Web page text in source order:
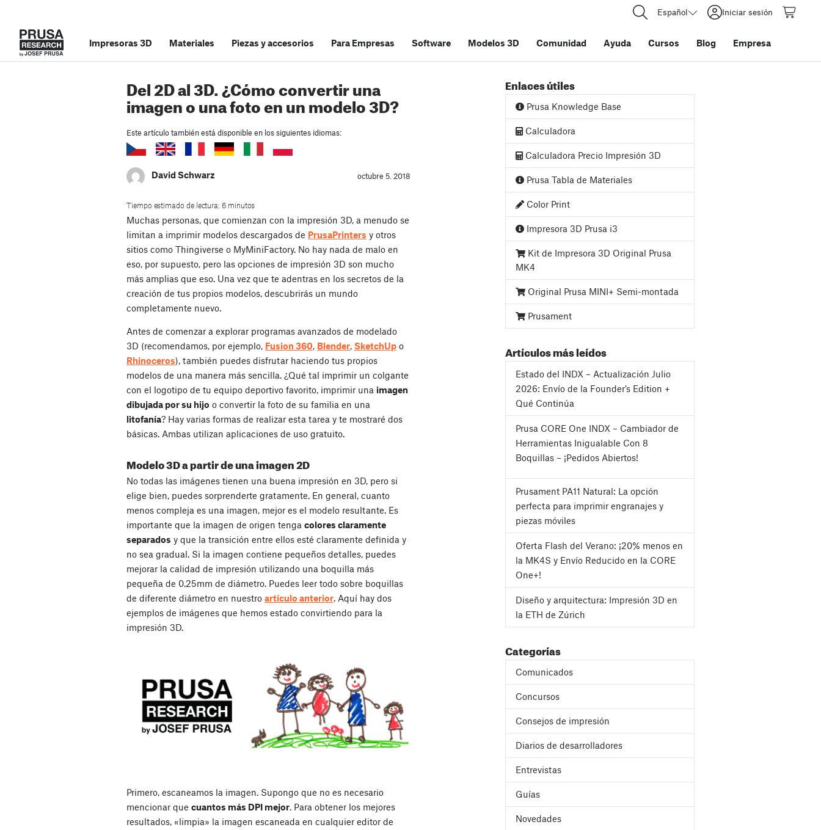
Español Iniciar sesión
Impresoras 3D Materiales Piezas y accesorios Para Empresas Software Modelos 3D Comunidad Ayuda Cursos Blog Empresa
Del 2D al 3D. ¿Cómo convertir una
imagen o una foto en un modelo 3D?
Este artículo también está disponible en los siguientes idiomas:
David Schwarz octubre 5. 2018
Tiempo estimado de lectura: 6 minutos
Muchas personas, que comienzan con la impresión 3D, a menudo se
limitan a imprimir modelos descargados de PrusaPrinters y otros
sitios como Thingiverse o MyMiniFactory. No hay nada de malo en
eso, por supuesto, pero las opciones de impresión 3D son mucho
más amplias que eso. Una vez que te adentras en los secretos de la
creación de tus propios modelos, descubrirás un mundo
completamente nuevo.
Antes de comenzar a explorar programas avanzados de modelado
3D (recomendamos, por ejemplo, Fusion 360, Blender, SketchUp o
Rhinoceros), también puedes disfrutar haciendo tus propios
modelos de una manera más sencilla. ¿Qué tal imprimir un colgante
con el logotipo de tu equipo deportivo favorito, imprimir una imagen
dibujada por su hijo o convertir la foto de su familia en una
litofanía? Hay varias formas de realizar esta tarea y te mostraré dos
básicas. Ambas utilizan aplicaciones de uso gratuito.
Modelo 3D a partir de una imagen 2D
No todas las imágenes tienen una buena impresión en 3D, pero si
elige bien, puedes sorprenderte gratamente. En general, cuanto
menos compleja es una imagen, mejor es el modelo resultante. Es
importante que la imagen de origen tenga colores claramente
separados y que la transición entre ellos esté claramente definida y
no sea gradual. Si la imagen contiene pequeños detalles, puedes
mejorar la calidad de impresión utilizando una boquilla más
pequeña de 0.25mm de diámetro. Puedes leer todo sobre boquillas
de diferente diámetro en nuestro artículo anterior. Aquí hay dos
ejemplos de imágenes que hemos estado convirtiendo para la
impresión 3D.
Primero, escaneamos la imagen. Supongo que no es necesario
mencionar que cuantos más DPI mejor. Para obtener los mejores
resultados, «limpia» la imagen escaneada en cualquier editor de
Enlaces útiles
Prusa Knowledge Base
Calculadora
Calculadora Precio Impresión 3D
Prusa Tabla de Materiales
Color Print
Impresora 3D Prusa i3
Kit de Impresora 3D Original Prusa
MK4
Original Prusa MINI+ Semi-montada
Prusament
Artículos más leídos
Estado del INDX – Actualización Julio
2026: Envío de la Founder’s Edition +
Qué Continúa
Prusa CORE One INDX – Cambiador de
Herramientas Inigualable Con 8
Boquillas – ¡Pedidos Abiertos!
Prusament PA11 Natural: La opción
perfecta para imprimir engranajes y
piezas móviles
Oferta Flash del Verano: ¡20% menos en
la MK4S y Envío Reducido en la CORE
One+!
Diseño y arquitectura: Impresión 3D en
la ETH de Zúrich
Categorías
Comunicados
Concursos
Consejos de impresión
Diarios de desarrolladores
Entrevistas
Guías
Novedades